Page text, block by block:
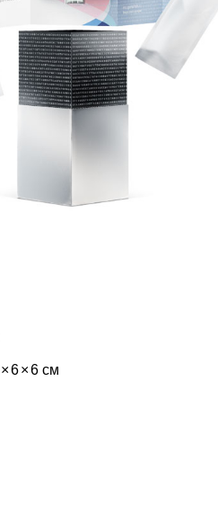
×6×6 см